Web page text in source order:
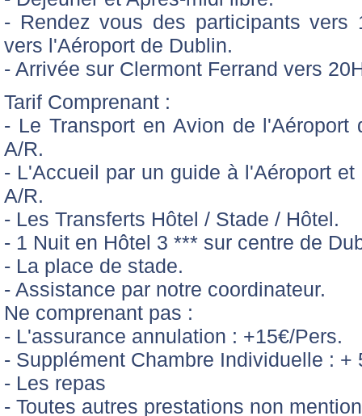
- Rendez vous des participants
vers l'Aéroport de Dublin.
- Arrivée sur Clermont Ferrand vers
Tarif Comprenant :
- Le Transport en Avion de l'Aéroport
A/R.
- L'Accueil par un guide à l'Aéroport
A/R.
- Les Transferts Hôtel / Stade / Hôtel.
- 1 Nuit en Hôtel 3 *** sur centre de
- La place de stade.
- Assistance par notre coordinateur.
Ne comprenant pas :
- L'assurance annulation : +15€/Pers.
- Supplément Chambre Individuelle : +
- Les repas
- Toutes autres prestations non